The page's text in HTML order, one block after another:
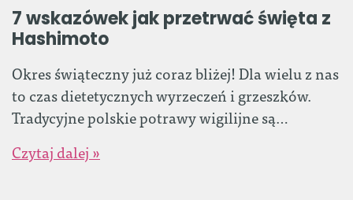
7 wskazówek jak przetrwać święta z
Hashimoto
Okres świąteczny już coraz bliżej! Dla wielu z nas
to czas dietetycznych wyrzeczeń i grzeszków.
Tradycyjne polskie potrawy wigilijne są…
Czytaj dalej »